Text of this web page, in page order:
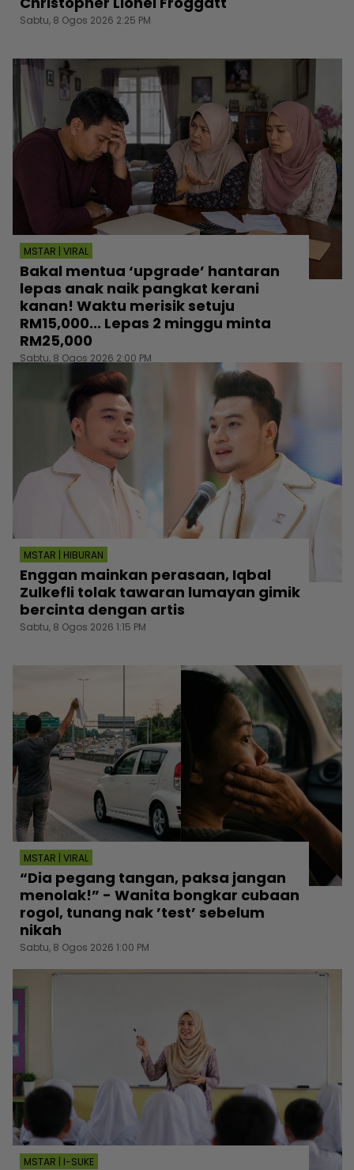
Sabtu, 8 Ogos 2026 2:25 PM
MSTAR | VIRAL
Bakal mentua ‘upgrade’ hantaran
lepas anak naik pangkat kerani
kanan! Waktu merisik setuju
RM15,000... Lepas 2 minggu minta
RM25,000
Sabtu, 8 Ogos 2026 2:00 PM
MSTAR | HIBURAN
Enggan mainkan perasaan, Iqbal
Zulkefli tolak tawaran lumayan gimik
bercinta dengan artis
Sabtu, 8 Ogos 2026 1:15 PM
MSTAR | VIRAL
“Dia pegang tangan, paksa jangan
menolak!” - Wanita bongkar cubaan
rogol, tunang nak ’test’ sebelum
nikah
Sabtu, 8 Ogos 2026 1:00 PM
MSTAR | I-SUKE